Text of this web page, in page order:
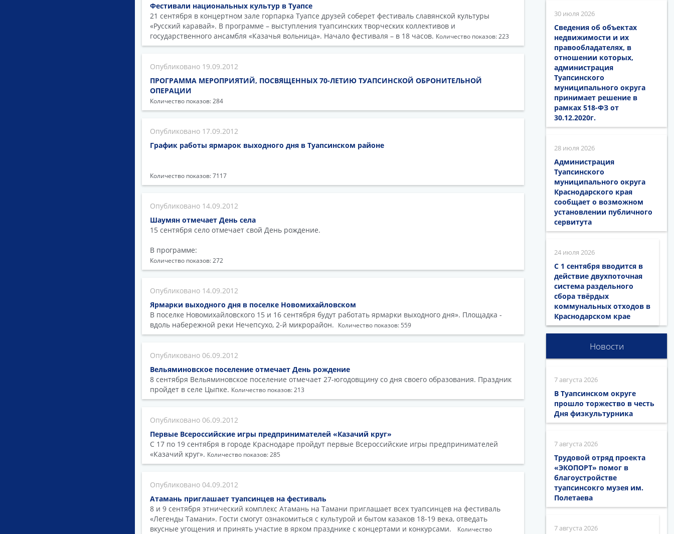
Фестивали национальных культур в Туапсе
21 сентября в концертном зале горпарка Туапсе друзей соберет фестиваль славянской культуры
«Русский каравай». В программе – выступления туапсинских творческих коллективов и
государственного ансамбля «Казачья вольница». Начало фестиваля – в 18 часов. Количество показов: 223
19.09.2012
ПРОГРАММА МЕРОПРИЯТИЙ, ПОСВЯЩЕННЫХ 70-ЛЕТИЮ ТУАПСИНСКОЙ ОБРОНИТЕЛЬНОЙ
ОПЕРАЦИИ
Количество показов: 284
17.09.2012
График работы ярмарок выходного дня в Туапсинском районе
Количество показов: 7117
14.09.2012
Шаумян отмечает День села
15 сентября село отмечает свой День рождение.
В программе:
Количество показов: 272
14.09.2012
Ярмарки выходного дня в поселке Новомихайловском
В поселке Новомихайловского 15 и 16 сентября будут работать ярмарки выходного дня». Площадка -
вдоль набережной реки Нечепсухо, 2-й микрорайон.
Количество показов: 559
06.09.2012
Вельяминовское поселение отмечает День рождение
8 сентября Вельяминовское поселение отмечает 27-югодовщину со дня своего образования. Праздник
пройдет в селе Цыпке. Количество показов: 213
06.09.2012
Первые Всероссийские игры предпринимателей «Казачий круг»
С 17 по 19 сентября в городе Краснодаре пройдут первые Всероссийские игры предпринимателей
«Казачий круг». Количество показов: 285
04.09.2012
Атамань приглашает туапсинцев на фестиваль
8 и 9 сентября этнический комплекс Атамань на Тамани приглашает всех туапсинцев на фестиваль
«Легенды Тамани». Гости смогут ознакомиться с культурой и бытом казаков 18-19 века, отведать
вкусные угощения и принять участие в ярком празднике с концертами и конкурсами.
Количество
30 июля 2026
Сведения об объектах
недвижимости и их
правообладателях, в
отношении которых,
администрация
Туапсинского
муниципального округа
принимает решение в
рамках 518-ФЗ от
30.12.2020г.
28 июля 2026
Администрация
Туапсинского
муниципального округа
Краснодарского края
сообщает о возможном
установлении публичного
сервитута
24 июля 2026
С 1 сентября вводится в
действие двухпоточная
система раздельного
сбора твёрдых
коммунальных отходов в
Краснодарском крае
Новости
7 августа 2026
В Туапсинском округе
прошло торжество в честь
Дня физкультурника
7 августа 2026
Трудовой отряд проекта
«ЭКОПОРТ» помог в
благоустройстве
туапсинсокго музея им.
Полетаева
7 августа 2026